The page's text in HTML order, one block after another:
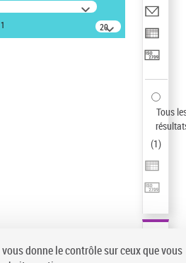
20
résultats/page
Tous
(1)
donne le contrôle sur ceux que vous